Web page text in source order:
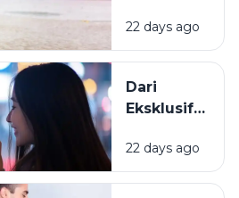
Semua
Terasa
Awal
Hubungan?
22 days ago
Dari
Eksklusif
Pacaran,
Apa
22 days ago